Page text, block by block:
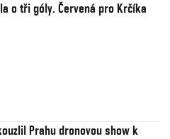
o tři góly. Červená pro Krčíka
Prahu dronovou show k